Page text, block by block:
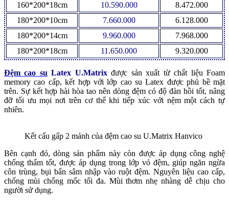
160*200*18cm
10.590.000
8.472.000
180*200*10cm
7.660.000
6.128.000
180*200*14cm
9.960.000
7.968.000
180*200*18cm
11.650.000 9.320.000
Đệm cao su Latex U.Matrixđược sản xuất từ chất liệu Foam
memory cao cấp, kết hợp với lớp cao su Latex được phủ bề mặt
trên. Sự kết hợp hài hòa tao nên dòng đệm có độ đàn hồi tốt, nâng
đỡ tối ưu mọi nơi trên cơ thể khi tiếp xúc với nệm một cách tự
nhiên.
Kết cấu gấp 2 mảnh của đệm cao su U.Matrix Hanvico
Bên cạnh đó, dòng sản phẩm này còn được áp dụng công nghệ
chống thấm tốt, được áp dụng trong lớp vỏ đệm, giúp ngăn ngừa
côn trùng, bụi bẩn sâm nhập vào ruột đệm. Nguyên liệu cao cấp,
chống mùi chống mốc tối đa. Mùi thơm nhẹ nhàng dễ chịu cho
người sử dụng.